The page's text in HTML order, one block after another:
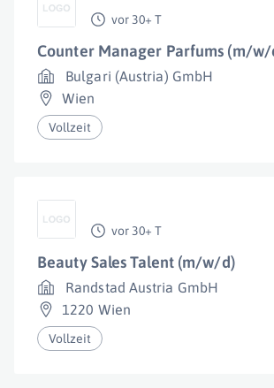
vor 30+ T
Counter Manager Parfums (m/w/
Bulgari (Austria) GmbH
Wien
Vollzeit
vor 30+ T
Beauty Sales Talent (m/w/d)
Randstad Austria GmbH
1220 Wien
Vollzeit